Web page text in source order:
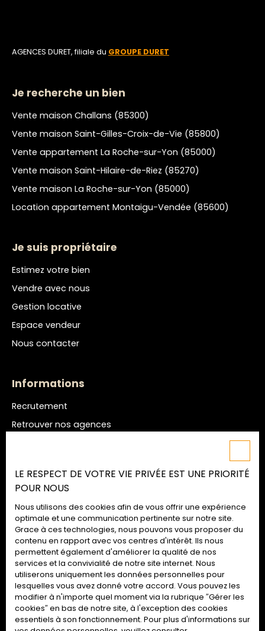
AGENCES DURET, filiale du GROUPE DURET
Je recherche un bien
Vente maison Challans (85300)
Vente maison Saint-Gilles-Croix-de-Vie (85800)
Vente appartement La Roche-sur-Yon (85000)
Vente maison Saint-Hilaire-de-Riez (85270)
Vente maison La Roche-sur-Yon (85000)
Location appartement Montaigu-Vendée (85600)
Je suis propriétaire
Estimez votre bien
Vendre avec nous
Gestion locative
Espace vendeur
Nous contacter
Informations
Recrutement
Retrouver nos agences
Politique de confidentialité
Gérer les cookies
Propulsé par
02 52 09 72 74
LE RESPECT DE VOTRE VIE PRIVÉE EST UNE PRIORITÉ
POUR NOUS
Nous utilisons des cookies afin de vous offrir une expérience
optimale et une communication pertinente sur notre site.
Grace à ces technologies, nous pouvons vous proposer du
contenu en rapport avec vos centres d'intérêt. Ils nous
permettent également d'améliorer la qualité de nos
services et la convivialité de notre site internet. Nous
utiliserons uniquement les données personnelles pour
lesquelles vous avez donné votre accord. Vous pouvez les
modifier à n'importe quel moment via la rubrique ″Gérer les
cookies″ en bas de notre site, à l'exception des cookies
essentiels à son fonctionnement. Pour plus d'informations sur